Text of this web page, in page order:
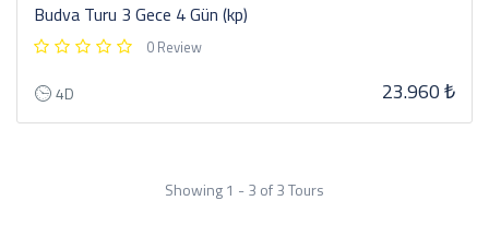
Budva Turu 3 Gece 4 Gün (kp)
0 Review
4D 23.960 ₺
Showing 1 - 3 of 3 Tours